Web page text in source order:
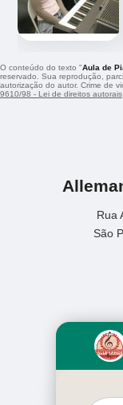
O conteúdo do texto "Aula de
reservado. Sua reprodução,
autorização do autor. Crime de
9610/98 - Lei de direitos autorais
Rua
São